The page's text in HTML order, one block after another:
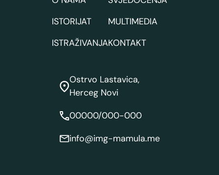
ISTORIJAT
ISTRAŽIVANJA
MULTIMEDIA
KONTAKT
Ostrvo Lastavica,
Herceg Novi
00000/000-000
info@img-mamula.me